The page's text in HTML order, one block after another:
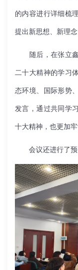
的内容进行详细梳
提出新思想、新理
随后，在张立
二十大精神的学习
态环境、国际形势
发言，通过共同学
十大精神，也更加
会议还进行了